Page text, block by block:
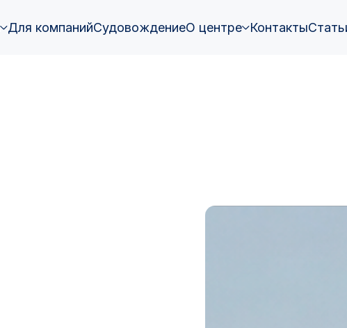
Для компанийСудовождениеО центре Контакты